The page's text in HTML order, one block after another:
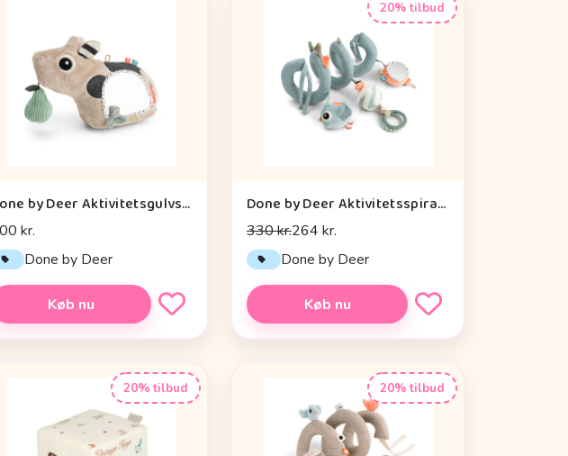
Done by Deer Aktivitetsgulvspejl - Dotti - Sand
kr.
Done by Deer
Køb nu
20% tilbud
Done by Deer Aktivitetsspiral - Celebration - Blå
330 kr.264 kr.
Done by Deer
Køb nu
20% tilbud 20% tilbud